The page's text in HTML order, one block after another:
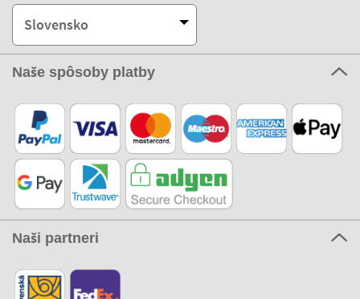
Slovensko
Naše spôsoby platby
Naši partneri